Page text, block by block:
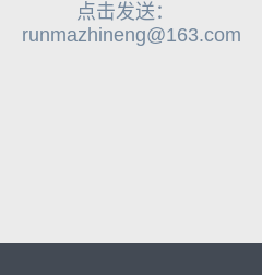
点击发送：
runmazhineng@163.com